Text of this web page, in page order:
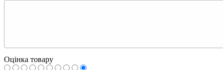
Оцінка товару